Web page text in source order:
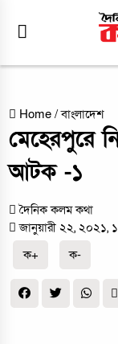
Home /বাংলাদেশ
মেহেরপুরে
আটক -১
দৈনিক কলম কথা
জানুয়ারী ২২, ২০২১,
ক+
ক-